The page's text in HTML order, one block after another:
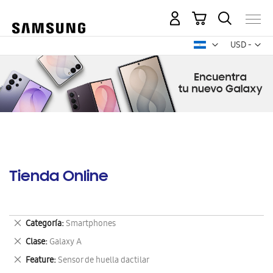
USD -
dólar
Mi carrito
Tienda Online
Categoría Smartphones
Eliminar
este
artículo
Clase Galaxy A
Eliminar
este
artículo
Feature Sensor de huella dactilar
Eliminar